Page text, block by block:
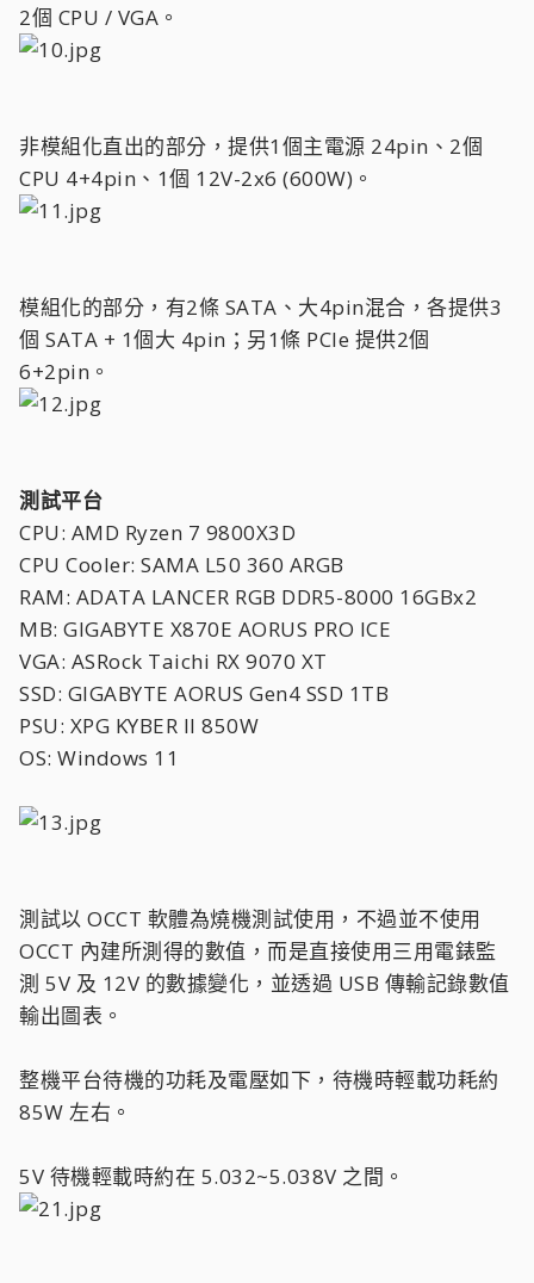
2個 CPU / VGA。
非模組化直出的部分，提供1個主電源 24pin、2個
CPU 4+4pin、1個 12V-2x6 (600W)。
模組化的部分，有2條 SATA、大4pin混合，各提供3
個 SATA + 1個大 4pin；另1條 PCIe 提供2個
6+2pin。
測試平台
CPU: AMD Ryzen 7 9800X3D
CPU Cooler: SAMA L50 360 ARGB
RAM: ADATA LANCER RGB DDR5-8000 16GBx2
MB: GIGABYTE X870E AORUS PRO ICE
VGA: ASRock Taichi RX 9070 XT
SSD: GIGABYTE AORUS Gen4 SSD 1TB
PSU: XPG KYBER II 850W
OS: Windows 11
測試以 OCCT 軟體為燒機測試使用，不過並不使用
OCCT 內建所測得的數值，而是直接使用三用電錶監
測 5V 及 12V 的數據變化，並透過 USB 傳輸記錄數值
輸出圖表。
整機平台待機的功耗及電壓如下，待機時輕載功耗約
85W 左右。
5V 待機輕載時約在 5.032~5.038V 之間。